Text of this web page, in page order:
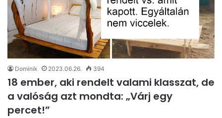
Dominik 2023.06.26. 394
18 ember, aki rendelt valami klasszat, de
a valóság azt mondta: „Várj egy
percet!”